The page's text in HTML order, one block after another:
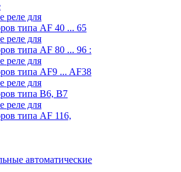
реле для
типа AF 40 ... 65
реле для
типа AF 80 ... 96 :
реле для
типа AF9 ... AF38
реле для
типа В6, В7
реле для
типа AF 116,
автоматические